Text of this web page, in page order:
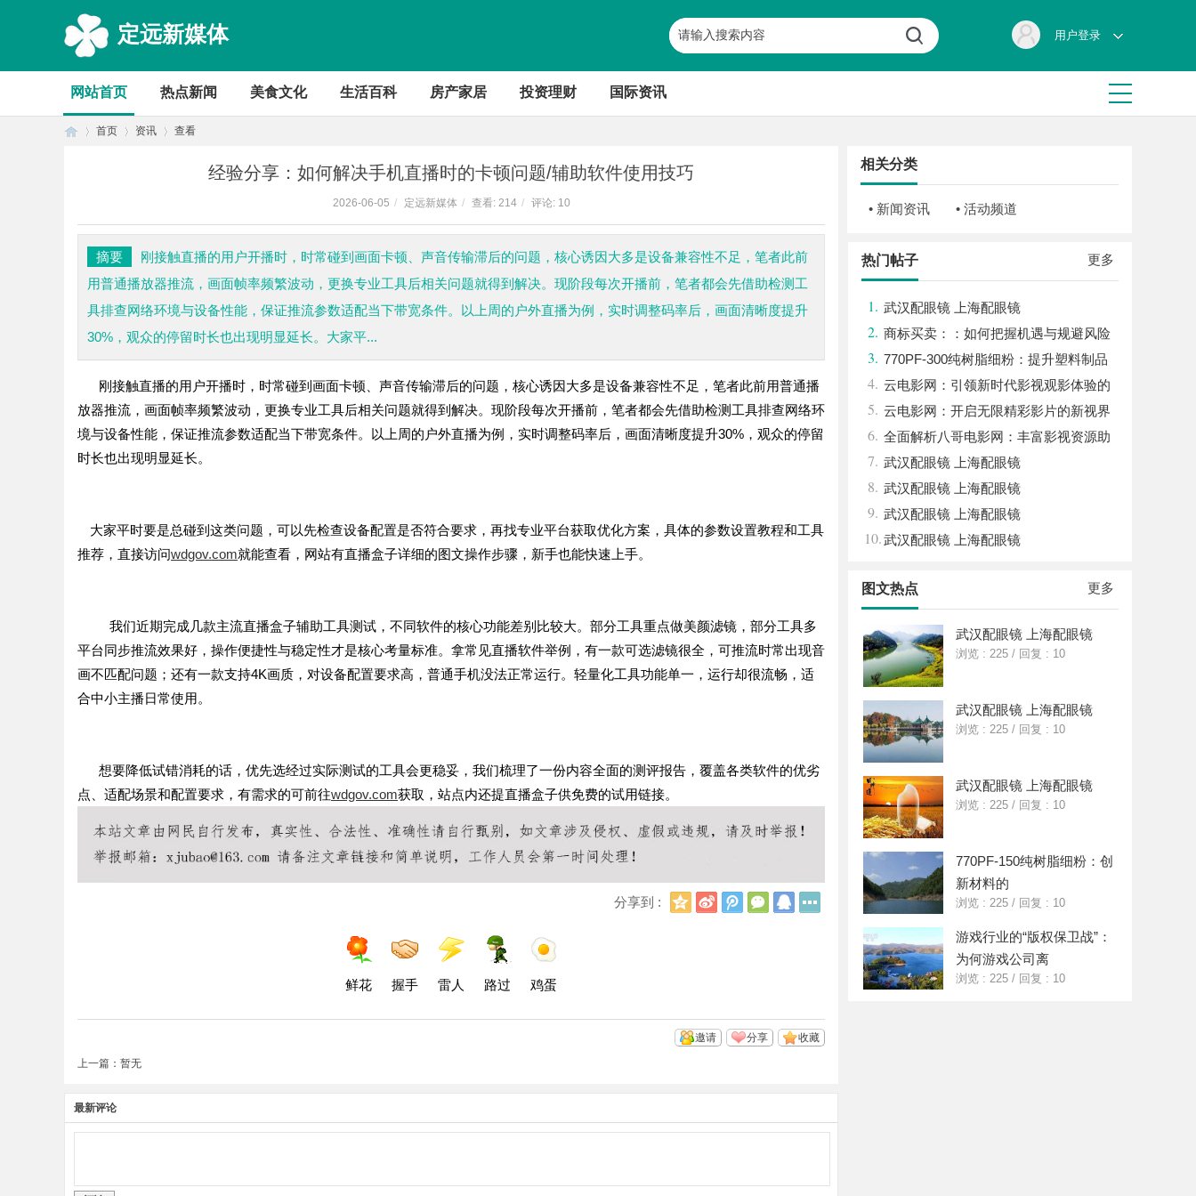
定远新媒体 用户登录
网站首页 热点新闻 美食文化 生活百科 房产家居 投资理财 国际资讯
首页 资讯 查看
经验分享：如何解决手机直播时的卡顿问题/辅助软件使用技巧
2026-06-05 / 定远新媒体 / 查看: 214 / 评论: 10
摘要
刚接触直播的用户开播时，时常碰到画面卡顿、声音传输滞后的问题，核心诱因大多是设备兼容性不足，笔者此前
用普通播放器推流，画面帧率频繁波动，更换专业工具后相关问题就得到解决。现阶段每次开播前，笔者都会先借助检测工
具排查网络环境与设备性能，保证推流参数适配当下带宽条件。以上周的户外直播为例，实时调整码率后，画面清晰度提升
30%，观众的停留时长也出现明显延长。大家平...
刚接触直播的用户开播时，时常碰到画面卡顿、声音传输滞后的问题，核心诱因大多是设备兼容性不足，笔者此前用普通播
放器推流，画面帧率频繁波动，更换专业工具后相关问题就得到解决。现阶段每次开播前，笔者都会先借助检测工具排查网络环
境与设备性能，保证推流参数适配当下带宽条件。以上周的户外直播为例，实时调整码率后，画面清晰度提升30% ，观众的停留
时长也出现明显延长。
大家平时要是总碰到这类问题，可以先检查设备配置是否符合要求，再找专业平台获取优化方案，具体的参数设置教程和工具
推荐，直接访问wdgov.com就能查看，网站有直播盒子详细的图文操作步骤，新手也能快速上手。
我们近期完成几款主流直播盒子辅助工具测试，不同软件的核心功能差别比较大。部分工具重点做美颜滤镜，部分工具多
平台同步推流效果好，操作便捷性与稳定性才是核心考量标准。拿常见直播软件举例，有一款可选滤镜很全，可推流时常出现音
画不匹配问题；还有一款支持4K画质，对设备配置要求高，普通手机没法正常运行。轻量化工具功能单一，运行却很流畅，适
合中小主播日常使用。
想要降低试错消耗的话，优先选经过实际测试的工具会更稳妥， 我们梳理了一份内容全面的测评报告，覆盖各类软件的优劣
点、适配场景和配置要求，有需求的可前往wdgov.com获取 ，站点内还提直播盒子供免费的试用链接。
分享到 :
Q
新
浪
腾
讯
微
信
Q
鲜花 握手 雷人 路过 鸡蛋
收藏
分享
邀请
上一篇：暂无
最新评论
相关分类
• 新闻资讯 • 活动频道
更多
热门帖子
1. 武汉配眼镜 上海配眼镜
2. 商标买卖：：如何把握机遇与规避风险
3. 770PF-300纯树脂细粉：提升塑料制品
性能的新选择
4. 云电影网：引领新时代影视观影体验的
全新平台解析
5. 云电影网：开启无限精彩影片的新视界
平台
6. 全面解析八哥电影网：丰富影视资源助
力观影体验升级
7. 武汉配眼镜 上海配眼镜
8. 武汉配眼镜 上海配眼镜
9. 武汉配眼镜 上海配眼镜
10.武汉配眼镜 上海配眼镜
更多
图文热点
武汉配眼镜 上海配眼镜
浏览 : 225 / 回复 : 10
武汉配眼镜 上海配眼镜
浏览 : 225 / 回复 : 10
武汉配眼镜 上海配眼镜
浏览 : 225 / 回复 : 10
770PF-150纯树脂细粉：创
新材料的
浏览 : 225 / 回复 : 10
游戏行业的“版权保卫战”：
为何游戏公司离
浏览 : 225 / 回复 : 10